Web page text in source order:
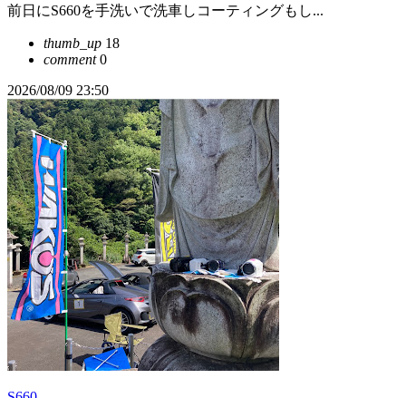
前日にS660を手洗いで洗車しコーティングもし...
thumb_up 18
comment0
2026/08/09 23:50